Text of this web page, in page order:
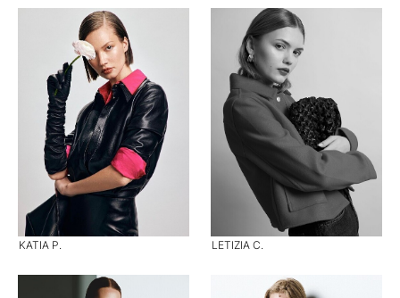
KATIA P. LETIZIA C.